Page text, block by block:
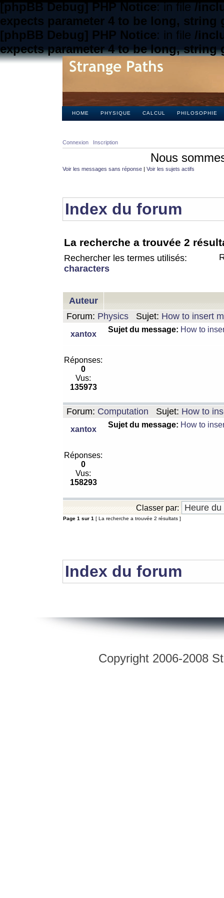
[phpBB Debug] PHP Notice: in file/
expects parameter 4 to be long, string
[phpBB Debug] PHP Notice: in file /
expects parameter 4 to be long, string
HOME PHYSIQUE CALCUL PHILOSOPHIE
Connexion Inscription
Nous
Voir les messages sans réponse | Voir les sujets actifs
Index du forum
La recherche a trouvée 2
Rechercher les termes utilisés:
characters
Auteur
Forum: Physics Sujet: How to insert
xantox
Sujet du message: How to
Réponses:
0
Vus:
135973
Forum: Computation Sujet: How to
xantox
Sujet du message: How to
Réponses:
0
Vus:
158293
Classer par:
Page 1 sur 1 [ La recherche a trouvée 2 résultats ]
Index du forum
Copyright 2006-2008